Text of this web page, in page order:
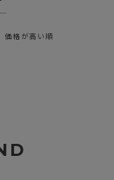
価格が高い順